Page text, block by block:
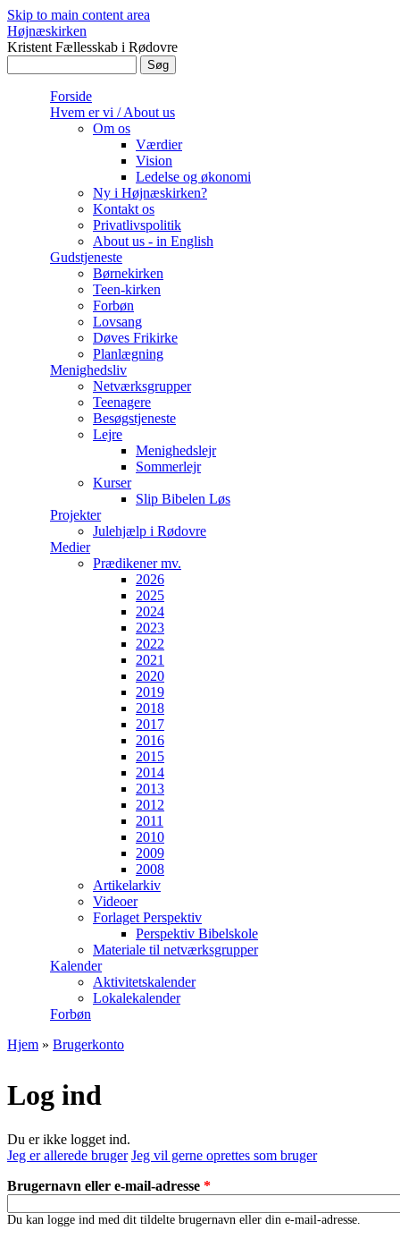
Skip to main content area
Højnæskirken
Kristent Fællesskab i Rødovre
Forside
Hvem er vi / About us
Om os
Værdier
Vision
Ledelse og økonomi
Ny i Højnæskirken?
Kontakt os
Privatlivspolitik
About us - in English
Gudstjeneste
Børnekirken
Teen-kirken
Forbøn
Lovsang
Døves Frikirke
Planlægning
Menighedsliv
Netværksgrupper
Teenagere
Besøgstjeneste
Lejre
Menighedslejr
Sommerlejr
Kurser
Slip Bibelen Løs
Projekter
Julehjælp i Rødovre
Medier
Prædikener mv.
2026
2025
2024
2023
2022
2021
2020
2019
2018
2017
2016
2015
2014
2013
2012
2011
2010
2009
2008
Artikelarkiv
Videoer
Forlaget Perspektiv
Perspektiv Bibelskole
Materiale til netværksgrupper
Kalender
Aktivitetskalender
Lokalekalender
Forbøn
Hjem » Brugerkonto
Log ind
Du er ikke logget ind.
Jeg er allerede bruger Jeg vil gerne oprettes som bruger
Brugernavn eller e-mail-adresse *
Du kan logge ind med dit tildelte brugernavn eller din e-mail-adresse.